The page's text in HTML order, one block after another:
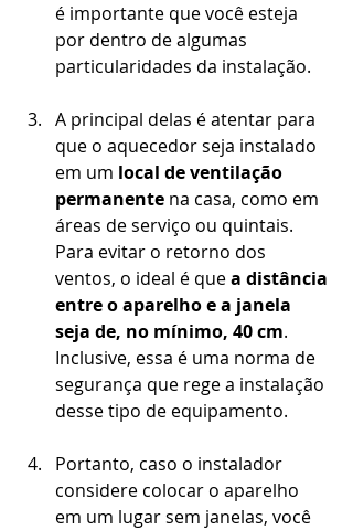
é importante que você esteja
por dentro de algumas
particularidades da instalação.
A principal delas é atentar para
que o aquecedor seja instalado
em um local de ventilação
permanente na casa, como em
áreas de serviço ou quintais.
Para evitar o retorno dos
ventos, o ideal é que a distância
entre o aparelho e a janela
seja de, no mínimo, 40 cm.
Inclusive, essa é uma norma de
segurança que rege a instalação
desse tipo de equipamento.
Portanto, caso o instalador
considere colocar o aparelho
em um lugar sem janelas, você